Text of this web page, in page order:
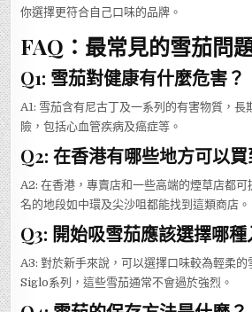
你選擇更符合自己口味的品牌。
FAQ：最常見的雪茄問
Q1: 雪茄對健康有什麼危害？
A1: 雪茄含有尼古丁及一系列的有害物質，長
險，包括心血管疾病及癌症等。
Q2: 在香港有哪些地方可以買
A2: 在香港，專賣店和一些高端的煙草店都可
名的地段如中環及尖沙咀都能找到這類商店。
Q3: 開始吸雪茄應該選擇哪種
A3: 對於新手來說，可以選擇口味較為輕柔
Siglo系列，這些雪茄通常不會過於強烈。